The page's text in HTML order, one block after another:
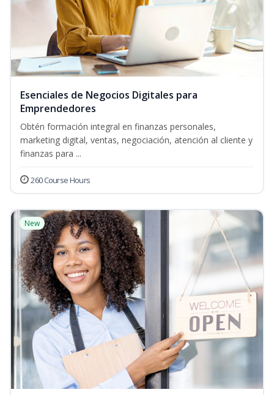
Esenciales de Negocios Digitales para
Emprendedores
Obtén formación integral en finanzas personales,
marketing digital, ventas, negociación, atención al cliente y
finanzas para ...
260 Course Hours
New